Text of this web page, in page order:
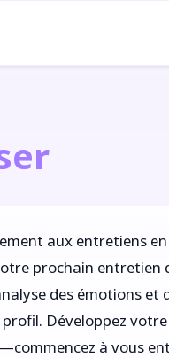
aux entretiens
prochain entretien
des émotions et
Développez
à vous